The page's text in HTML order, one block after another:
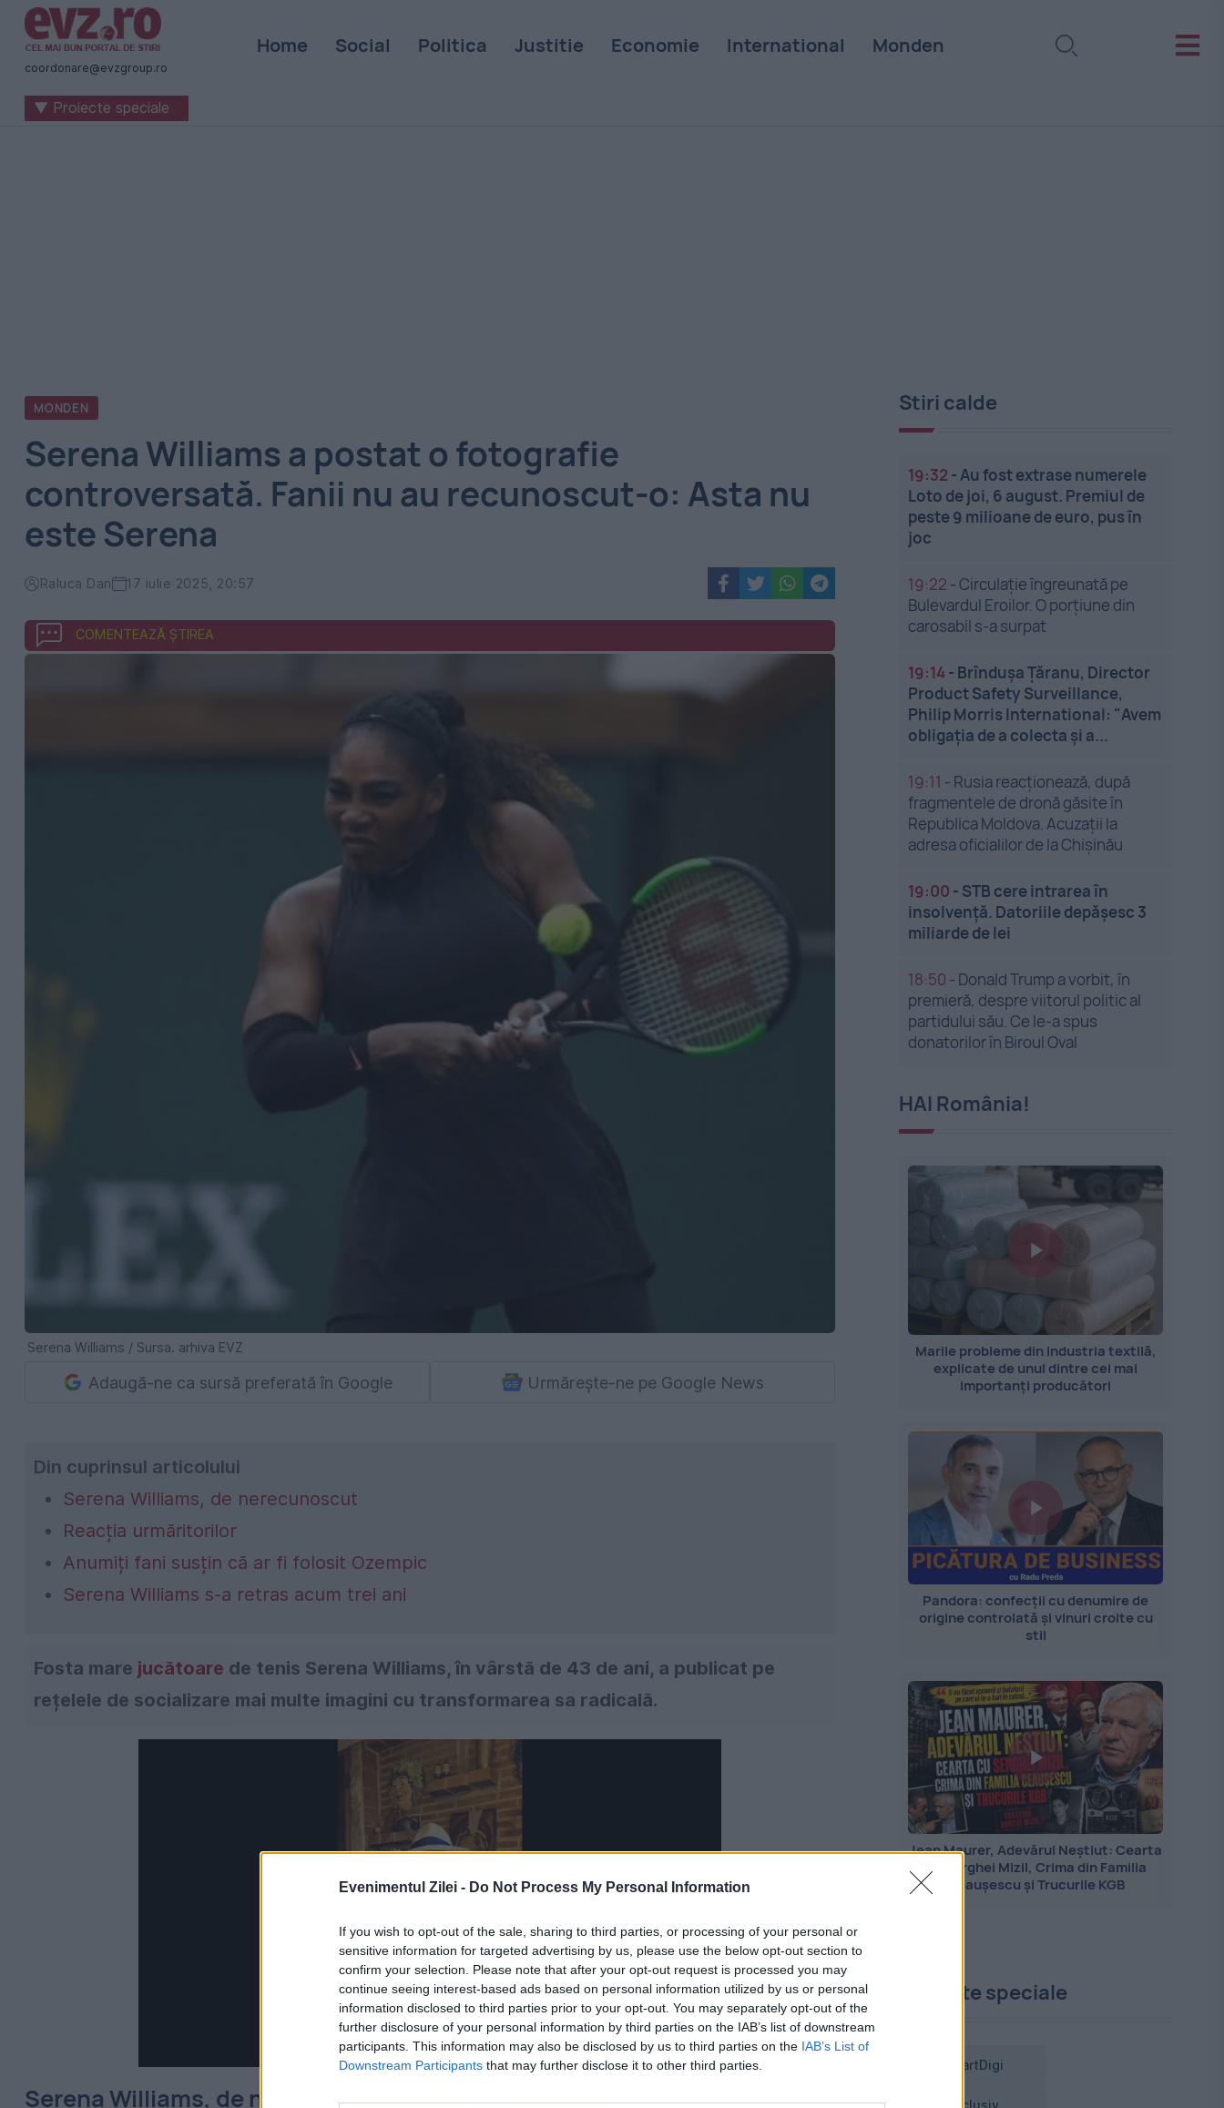
Evenimentul Zilei - Do Not Process My Personal Information
If you wish to opt-out of the sale, sharing to third parties, or processing of your personal or
sensitive information for targeted advertising by us, please use the below opt-out section to
confirm your selection. Please note that after your opt-out request is processed you may
continue seeing interest-based ads based on personal information utilized by us or personal
information disclosed to third parties prior to your opt-out. You may separately opt-out of the
further disclosure of your personal information by third parties on the IAB’s list of downstream
participants. This information may also be disclosed by us to third parties on the IAB’s List of
Downstream Participants that may further disclose it to other third parties.
Știri
naționale
internaționale
coordonare@evzgroup.ro
Home Social Politica Justitie Economie International Monden
▼ Proiecte speciale
MONDEN
Serena Williams a postat o fotografie
controversată. Fanii nu au recunoscut-o: Asta nu
este Serena
Raluca Dan 17 iulie 2025, 20:57
COMENTEAZĂ ȘTIREA
Serena Williams / Sursa. arhiva EVZ
Adaugă-ne ca sursă preferată în Google Urmărește-ne pe Google News
Din cuprinsul articolului
Serena Williams, de nerecunoscut
Reacția urmăritorilor
Anumiți fani susțin că ar fi folosit Ozempic
Serena Williams s-a retras acum trei ani
Fosta mare jucătoare de tenis Serena Williams, în vârstă de 43 de ani, a publicat pe
rețelele de socializare mai multe imagini cu transformarea sa radicală.
Serena Williams, de nerecunoscut
Stiri calde
19:32 -Au fost extrase numerele
Loto de joi, 6 august. Premiul de
peste 9 milioane de euro, pus în
joc
19:22 -Circulație îngreunată pe
Bulevardul Eroilor. O porțiune din
carosabil s-a surpat
19:14- Brîndușa Țăranu, Director
Product Safety Surveillance,
Philip Morris International: "Avem
obligația de a colecta și a...
19:11 - Rusia reacționează, după
fragmentele de dronă găsite în
Republica Moldova. Acuzații la
adresa oficialilor de la Chișinău
19:00 - STB cere intrarea în
insolvență. Datoriile depășesc 3
miliarde de lei
18:50 - Donald Trump a vorbit, în
premieră, despre viitorul politic al
partidului său. Ce le-a spus
donatorilor în Biroul Oval
HAI România!
Marile probleme din industria textilă,
explicate de unul dintre cei mai
importanți producători
Pandora: confecții cu denumire de
origine controlată și vinuri croite cu
stil
Jean Maurer, Adevărul Neștiut: Cearta
cu Serghei Mizil, Crima din Familia
Ceaușescu și Trucurile KGB
Proiecte speciale
SmartDigi